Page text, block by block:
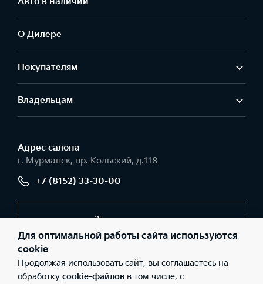
О Дилере
Покупателям
Владельцам
Адрес салонa
г. Мурманск, пр. Кольский, д.118
+7 (8152) 33-30-00
Заказать звонок
© 2026 Юридические лица ООО «Севертранс» (Фактический
адрес: г. Мурманск, пр. Кольский, д.118; Телефон: +7 (8152) 33-
Для оптимальной работы сайта используются
cookie
Продолжая использовать сайт, вы соглашаетесь на
обработку cookie-файлов в том числе, с